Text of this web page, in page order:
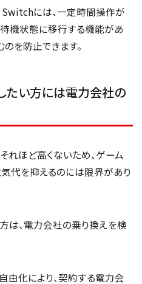
には、一定時間操作が
機状態に移行する機能があ
を防止できます。
たい方には電力会社の
れほど高くないため、ゲーム
代を抑えるのには限界があり
は、電力会社の乗り換えを検
由化により、契約する電力会